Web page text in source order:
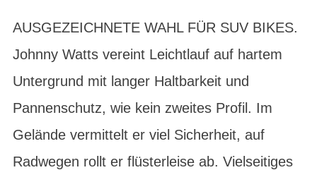
AUSGEZEICHNETE WAHL FÜR SUV BIKES.
Johnny Watts vereint Leichtlauf auf hartem
Untergrund mit langer Haltbarkeit und
Pannenschutz, wie kein zweites Profil. Im
Gelände vermittelt er viel Sicherheit, auf
Radwegen rollt er flüsterleise ab. Vielseitiges